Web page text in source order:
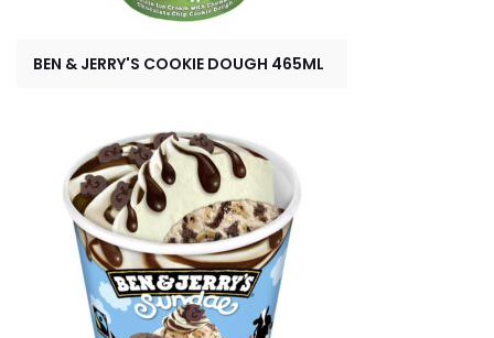
BEN & JERRY'S COOKIE DOUGH 465ML